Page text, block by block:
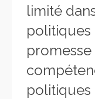
limité
politiques
promesse
politiques